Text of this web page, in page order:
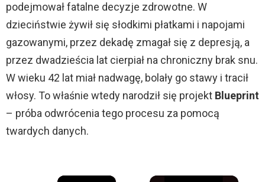
podejmował fatalne decyzje zdrowotne. W
dzieciństwie żywił się słodkimi płatkami i napojami
gazowanymi, przez dekadę zmagał się z depresją, a
przez dwadzieścia lat cierpiał na chroniczny brak snu.
W wieku 42 lat miał nadwagę, bolały go stawy i tracił
włosy. To właśnie wtedy narodził się projekt Blueprint
– próba odwrócenia tego procesu za pomocą
twardych danych.